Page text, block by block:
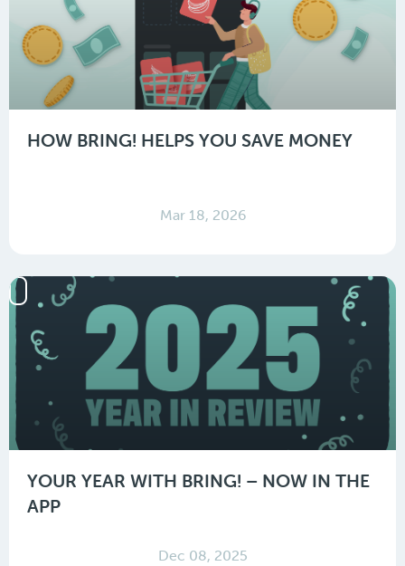
HOW BRING! HELPS YOU SAVE MONEY
Mar 18, 2026
YOUR YEAR WITH BRING! – NOW IN THE
APP
Dec 08, 2025